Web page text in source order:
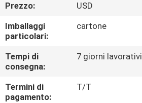
CONTROLLO
DI
QUALITÀ
CONTATTICI
Prezzo:
USD
Imballaggi
particolari:
cartone
Tempi di
consegna:
7 giorni lavorativi
Termini di
pagamento:
T/T